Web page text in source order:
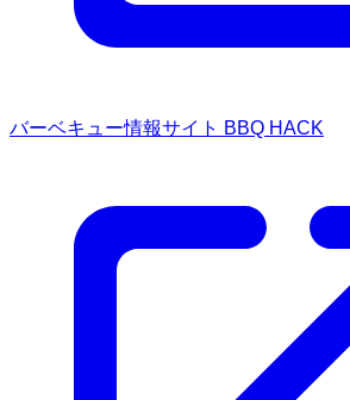
バーベキュー情報サイト BBQ HACK